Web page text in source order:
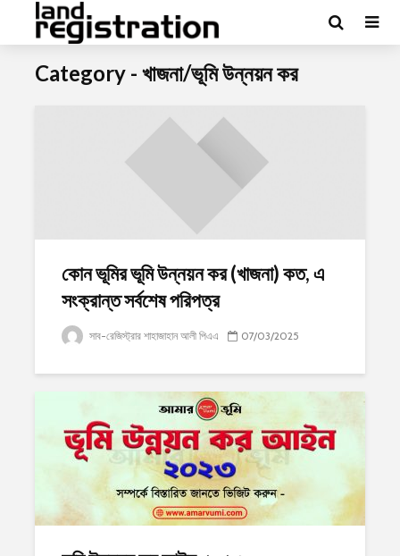
Category - খাজনা/ভূমি উন্নয়ন কর
কোন ভূমির ভূমি উন্নয়ন কর (খাজনা) কত, এ
সংক্রান্ত সর্বশেষ পরিপত্র
সাব-রেজিস্ট্রার শাহাজাহান আলী পিএএ 07/03/2025